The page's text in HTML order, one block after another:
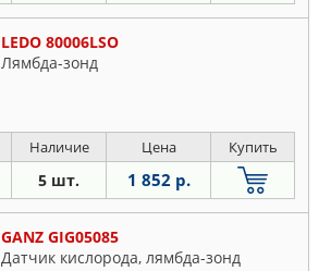
LEDO 80006LSO
Лямбда-зонд
Наличие Цена Купить
5 шт. 1 852 р.
GANZ GIG05085
Датчик кислорода, лямбда-зонд